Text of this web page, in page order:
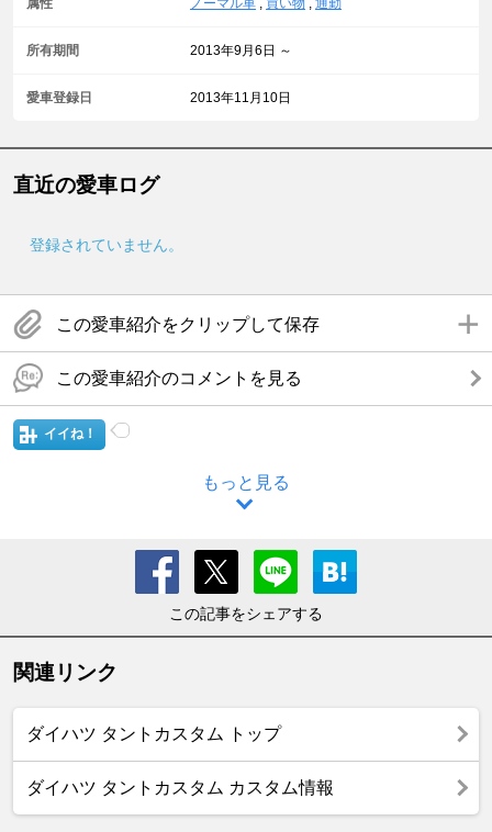
所有期間 2013年9月6日 ～
愛車登録日 2013年11月10日
直近の愛車ログ
登録されていません。
この愛車紹介をクリップして保存
この愛車紹介のコメントを見る
イイね！
もっと見る
この記事をシェアする
関連リンク
ダイハツ タントカスタム トップ
ダイハツ タントカスタム カスタム情報